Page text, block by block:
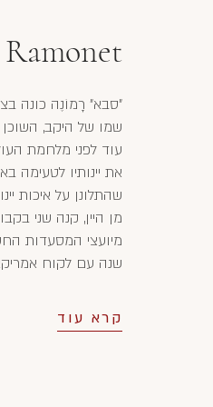
Ramonet
"סבא" רָמוֹנֶה כונה
שמו של היקב,
עוד לפני מלחמת
את יינותיו לטעימה
שהתלונן על איכות
מן היין, קנה שני
מיועצי המסעדות
והועבר ליקב רק
קרא עוד